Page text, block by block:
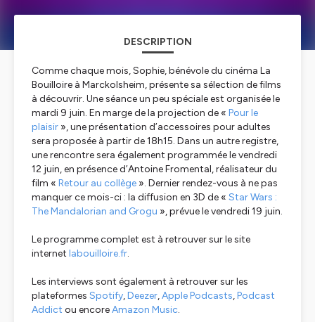
DESCRIPTION
Comme chaque mois, Sophie, bénévole du cinéma La
Bouilloire à Marckolsheim, présente sa sélection de films
à découvrir. Une séance un peu spéciale est organisée le
mardi 9 juin. En marge de la projection de « Pour le
plaisir », une présentation d’accessoires pour adultes
sera proposée à partir de 18h15. Dans un autre registre,
une rencontre sera également programmée le vendredi
12 juin, en présence d’Antoine Fromental, réalisateur du
film « Retour au collège ». Dernier rendez-vous à ne pas
manquer ce mois-ci : la diffusion en 3D de « Star Wars :
The Mandalorian and Grogu », prévue le vendredi 19 juin.
Le programme complet est à retrouver sur le site
internet labouilloire.fr.
Les interviews sont également à retrouver sur les
plateformes Spotify,Deezer,Apple Podcasts,Podcast
Addict ou encoreAmazon Music.